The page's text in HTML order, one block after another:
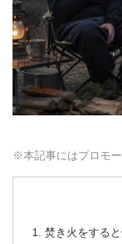
※本記事にはプロモー
焚き火をする